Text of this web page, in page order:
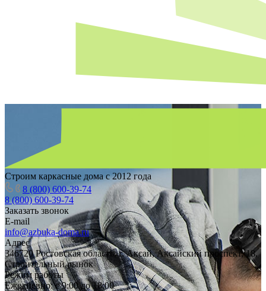
Строим каркасные дома с 2012 года
8 (800) 600-39-74
8 (800) 600-39-74
Заказать звонок
E-mail
info@azbuka-doma.ru
Адрес
346720 Ростовская область, г. Аксай, Аксайский проспект, 18,
Строительный рынок
Режим работы
Ежедневно: с 9:00 до 18:00